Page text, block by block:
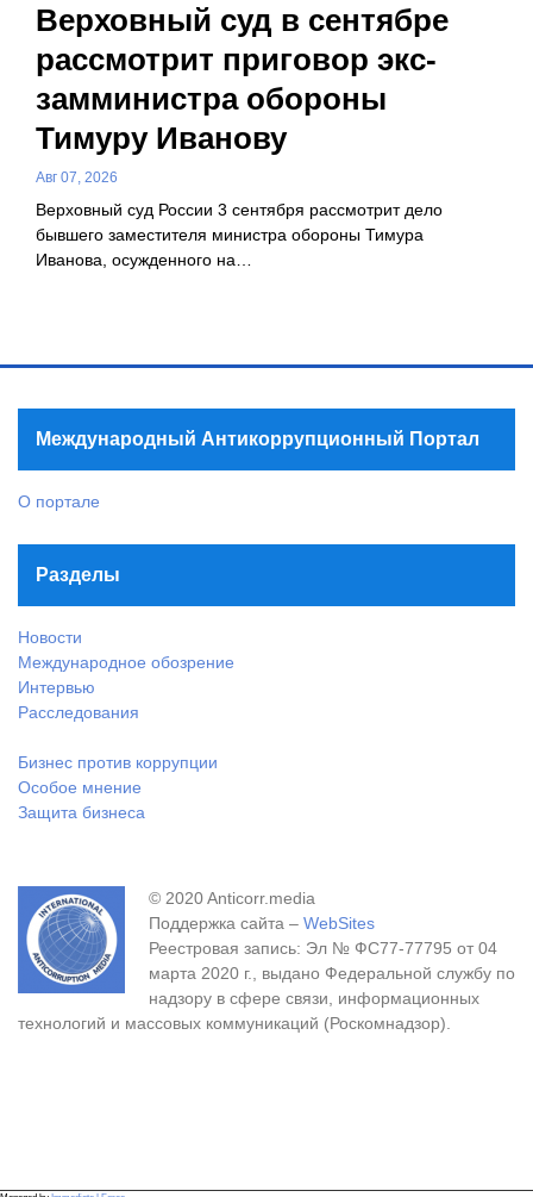
Верховный суд в сентябре
рассмотрит приговор экс-
замминистра обороны
Тимуру Иванову
Авг 07, 2026
Верховный суд России 3 сентября рассмотрит дело
бывшего заместителя министра обороны Тимура
Иванова, осужденного на…
Международный Антикоррупционный Портал
О портале
Разделы
Новости
Международное обозрение
Интервью
Расследования
Бизнес против коррупции
Особое мнение
Защита бизнеса
© 2020 Anticorr.media
Поддержка сайта – WebSites
Реестровая запись: Эл № ФС77-77795 от 04
марта 2020 г., выдано Федеральной службу по
надзору в сфере связи, информационных
технологий и массовых коммуникаций (Роскомнадзор).